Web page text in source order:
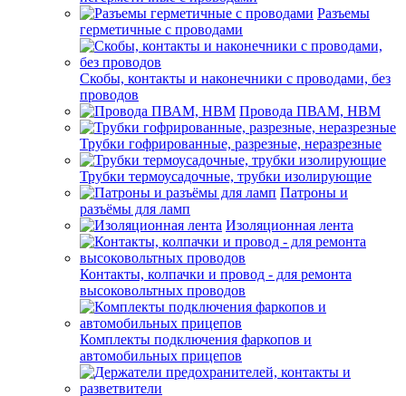
Разъемы
герметичные с проводами
Скобы, контакты и наконечники с проводами, без
проводов
Провода ПВАМ, НВМ
Трубки гофрированные, разрезные, неразрезные
Трубки термоусадочные, трубки изолирующие
Патроны и
разъёмы для ламп
Изоляционная лента
Контакты, колпачки и провод - для ремонта
высоковольтных проводов
Комплекты подключения фаркопов и
автомобильных прицепов